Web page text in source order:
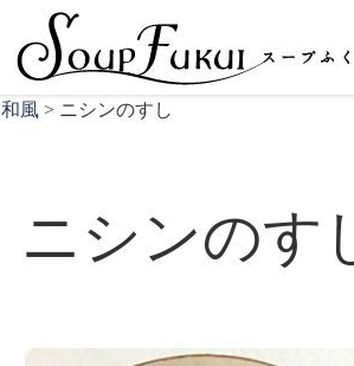
和風 > ニシンのすし
ニシンのす